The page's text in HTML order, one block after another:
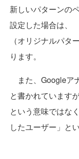
新しいパターンの
設定した場合は、
（オリジナルパタ
ります。
また、Googleア
と書かれています
という意味ではな
したユーザー」と